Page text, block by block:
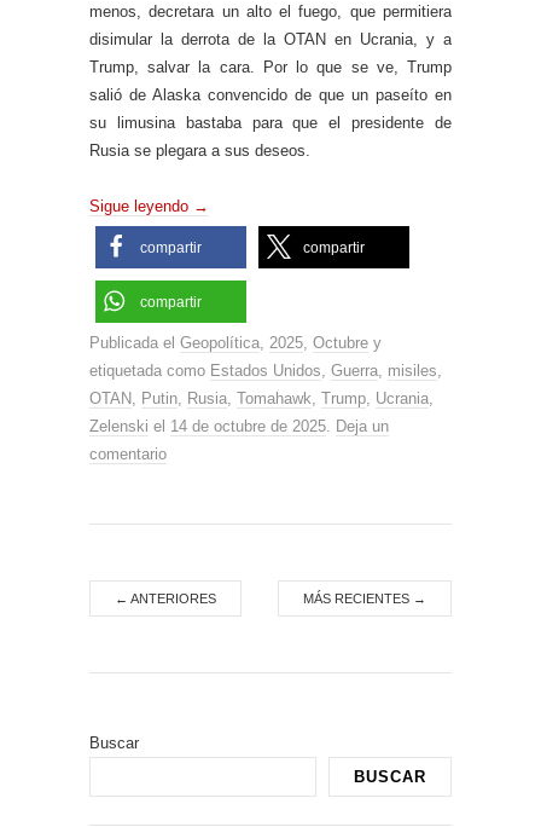
menos, decretara un alto el fuego, que permitiera
disimular la derrota de la OTAN en Ucrania, y a
Trump, salvar la cara. Por lo que se ve, Trump
salió de Alaska convencido de que un paseíto en
su limusina bastaba para que el presidente de
Rusia se plegara a sus deseos.
Sigue leyendo →
compartir compartir
compartir
Publicada el Geopolítica 2025 Octubre y
etiquetada como Estados Unidos Guerra misiles
OTAN Putin Rusia Tomahawk Trump Ucrania
Zelenski el 14 de octubre de 2025 Deja un
comentario
← ANTERIORES MÁS RECIENTES →
Buscar
BUSCAR